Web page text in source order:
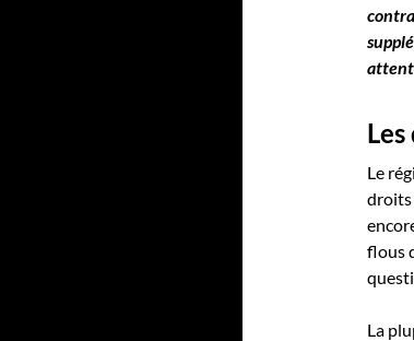
Le
droits
flous
La